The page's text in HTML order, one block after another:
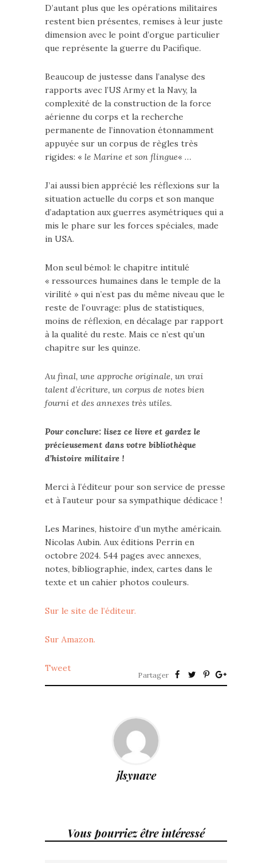
D’autant plus que les opérations militaires
restent bien présentes, remises à leur juste
dimension avec le point d’orgue particulier
que représente la guerre du Pacifique.
Beaucoup de justesse dans l’analyse des
rapports avec l’US Army et la Navy, la
complexité de la construction de la force
aérienne du corps et la recherche
permanente de l’innovation étonnamment
appuyée sur un corpus de règles très
rigides: « le Marine et son flingue« …
J’ai aussi bien apprécié les réflexions sur la
situation actuelle du corps et son manque
d’adaptation aux guerres asymétriques qui a
mis le phare sur les forces spéciales, made
in USA.
Mon seul bémol: le chapitre intitulé
« ressources humaines dans le temple de la
virilité » qui n’est pas du même niveau que le
reste de l’ouvrage: plus de statistiques,
moins de réflexion, en décalage par rapport
à la qualité du reste. Mais ce n’est qu’un
chapitre sur les quinze.
Au final, une approche originale, un vrai
talent d’écriture, un corpus de notes bien
fourni et des annexes très utiles.
Pour conclure: lisez ce livre et gardez le
précieusement dans votre bibliothèque
d’histoire militaire !
Merci à l’éditeur pour son service de presse
et à l’auteur pour sa sympathique dédicace !
Les Marines, histoire d’un mythe américain.
Nicolas Aubin. Aux éditions Perrin en
octobre 2024. 544 pages avec annexes,
notes, bibliographie, index, cartes dans le
texte et un cahier photos couleurs.
Sur le site de l’éditeur.
Sur Amazon.
Tweet
Partager
jlsynave
Vous pourriez être intéressé